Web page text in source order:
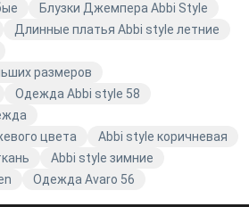
Блузки Джемпера Abbi Style
Длинные платья Abbi style летние
размеров
Одежда Abbi style 58
цвета
Abbi style коричневая
Abbi style зимние
Одежда Avaro 56